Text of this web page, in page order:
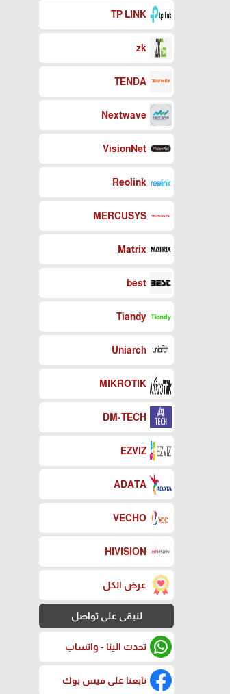
TP LINK
zk
TENDA
Nextwave
VisionNet
Reolink
MERCUSYS
Matrix
best
Tiandy
Uniarch
MIKROTIK
DM-TECH
EZVIZ
ADATA
VECHO
HIVISION
عرض الكل
لنبقى على تواصل
تحدث الينا - واتساب
تابعنا على فيس بوك